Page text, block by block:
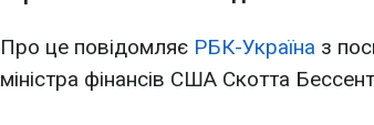
Про це повідомляє РБК-Україна з
міністра фінансів США Скотта